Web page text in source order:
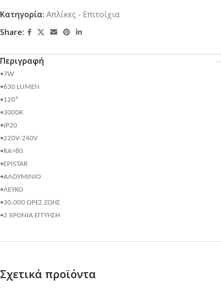
Κατηγορία: Απλίκες - Επιτοίχια
Share:
Περιγραφή
•7W
•630 LUMEN
•120⁰
•3000K
•IP20
•220V-240V
•RA>80
•EPISTAR
•ΑΛΟΥΜΙΝΙΟ
•ΛΕΥΚΟ
•30.000 ΩΡΕΣ ΖΩΗΣ
•2 ΧΡΟΝΙΑ ΕΓΓΥΗΣΗ
Σχετικά προϊόντα